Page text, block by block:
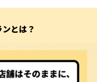
とは？